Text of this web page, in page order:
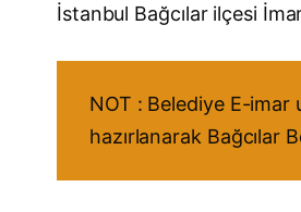
İstanbul Bağcılar ilçesi
NOT : Belediye E-imar
hazırlanarak Bağcılar